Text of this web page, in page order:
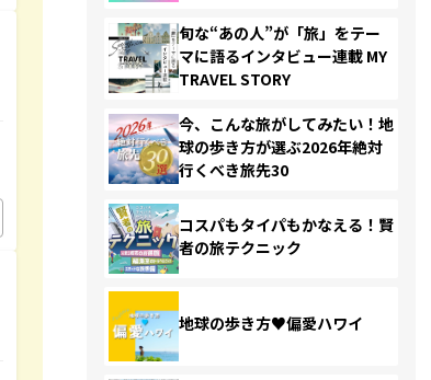
旬な“あの人”が「旅」をテー
マに語るインタビュー連載 MY
TRAVEL STORY
今、こんな旅がしてみたい！地
球の歩き方が選ぶ2026年絶対
行くべき旅先30
コスパもタイパもかなえる！賢
者の旅テクニック
地球の歩き方♥偏愛ハワイ